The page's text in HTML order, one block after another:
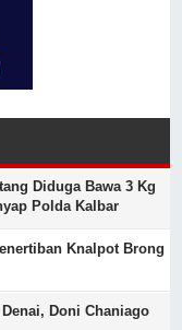
Diduga Bawa 3 Kg
Polda Kalbar
Knalpot Brong
Doni Chaniago